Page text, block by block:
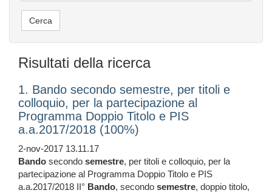
Risultati della ricerca
1. Bando secondo semestre, per titoli e
colloquio, per la partecipazione al
Programma Doppio Titolo e PIS
a.a.2017/2018 (100%)
2-nov-2017 13.11.17
Bando secondo semestre, per titoli e colloquio, per la
partecipazione al Programma Doppio Titolo e PIS
a.a.2017/2018 II° Bando, secondo semestre, doppio titolo,